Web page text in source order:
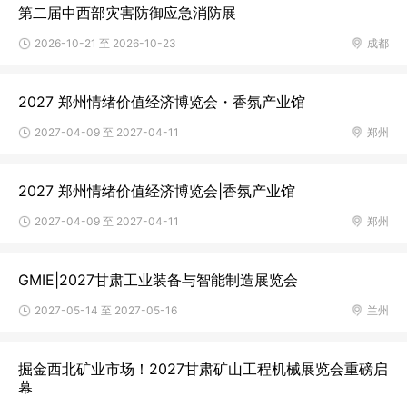
第二届中西部灾害防御应急消防展
成都
2026-10-21 至 2026-10-23
2027 郑州情绪价值经济博览会・香氛产业馆
郑州
2027-04-09 至 2027-04-11
2027 郑州情绪价值经济博览会|香氛产业馆
郑州
2027-04-09 至 2027-04-11
GMIE|2027甘肃工业装备与智能制造展览会
兰州
2027-05-14 至 2027-05-16
掘金西北矿业市场！2027甘肃矿山工程机械展览会重磅启
幕